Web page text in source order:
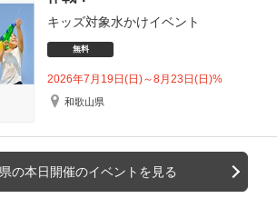
キッズ対象水かけイベント
無料
2026年7月19日(日)～8月23日(日)%
和歌山県
の本日開催のイベントを見る